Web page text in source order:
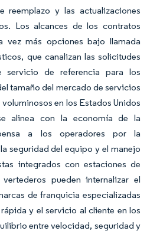
reemplazo y las actualizaciones
Los alcances de los contratos
vez más opciones bajo llamada
que canalizan las solicitudes
de referencia para los
tamaño del mercado de servicios
en los Estados Unidos
alinea con la economía de la
a los operadores por la
seguridad del equipo y el manejo
integrados con estaciones de
pueden internalizar el
de franquicia especializadas
y el servicio al cliente en los
entre velocidad, seguridad y